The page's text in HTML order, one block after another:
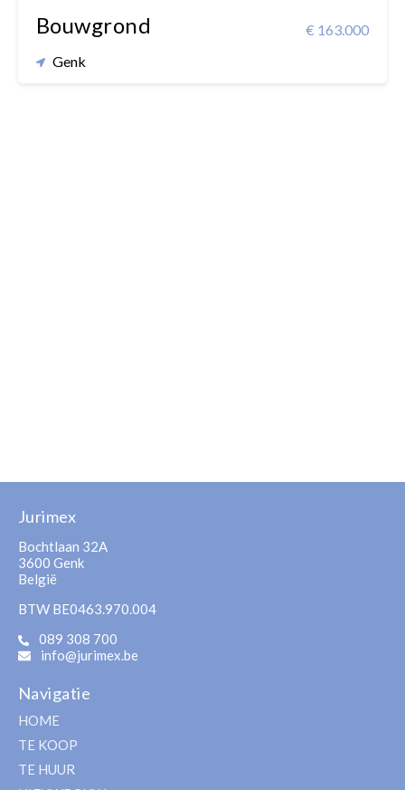
Bouwgrond
€ 163.000
Genk
Jurimex
Bochtlaan 32A
3600 Genk
België
BTW BE0463.970.004
089 308 700
info@jurimex.be
Navigatie
HOME
TE KOOP
TE HUUR